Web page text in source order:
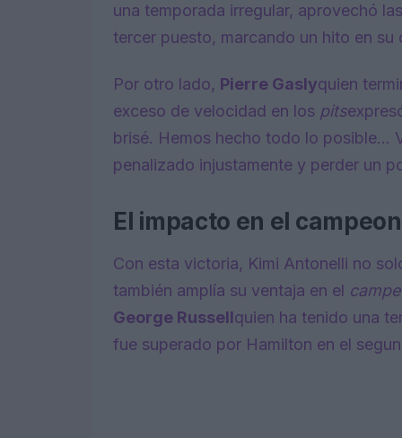
una temporada irregular, aprovechó
tercer puesto, marcando un hito en su
Por otro lado, Pierre Gaslyquien
exceso de velocidad en los pits
brisé. Hemos hecho todo lo posible…
penalizado injustamente y perder un
El impacto en el
Con esta victoria, Kimi Antonelli no
también amplía su ventaja en el
George Russellquien ha tenido una
fue superado por Hamilton en el